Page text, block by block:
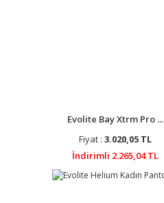
Evolite Bay Xtrm Pro ...
Fiyat : 3.020,05 TL
İndirimli 2.265,04 TL